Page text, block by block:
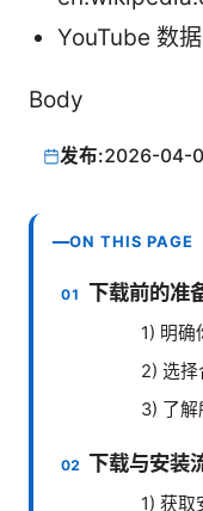
YouTube 数
Body
发布:2026-04-
ON THIS PAGE
下载前的准
1) 明确
2) 选择
3) 了解
下载与安装
1) 获取